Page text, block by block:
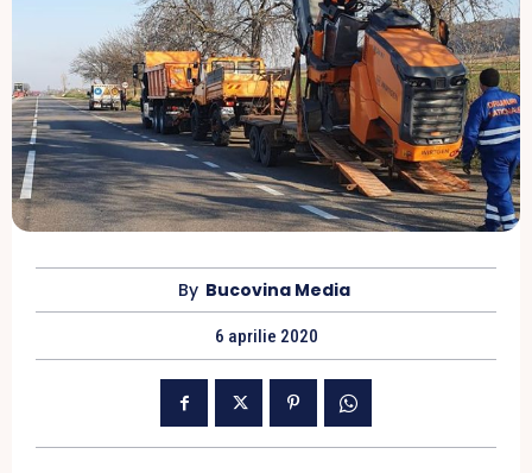
By Bucovina Media
6 aprilie 2020